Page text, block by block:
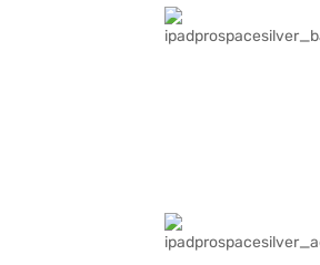
एडवांस्ड कैमरा सिस्टम में 12MP वाइड कैमरा, 4K प्रोरेस वीडियो
लिए 12MP सेंटर स्टेज फ्रंट कैमरा शामिल हैं. चार स्पीकर और
ऑडियो प्रदान करते हैं. कनेक्टिविटी को Wi-Fi 7, ब्लूटूथ 6 और